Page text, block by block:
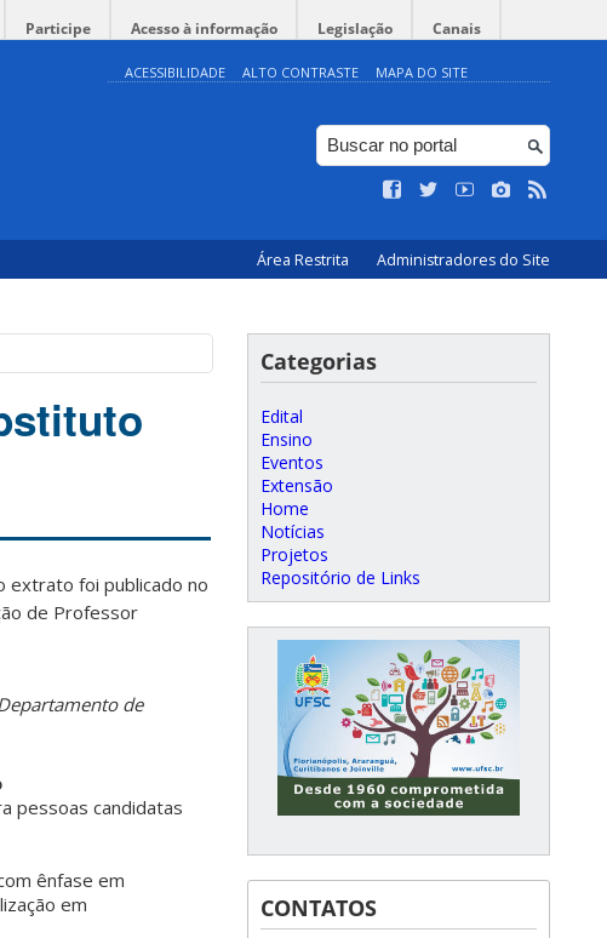
Participe Acesso à informação Legislação Canais
ACESSIBILIDADE ALTO CONTRASTE MAPA DO SITE
Área Restrita Administradores do Site
extrato foi publicado no
de Professor
de
pessoas candidatas
ênfase em
em
Categorias
Edital
Ensino
Eventos
Extensão
Home
Notícias
Projetos
Repositório de Links
CONTATOS